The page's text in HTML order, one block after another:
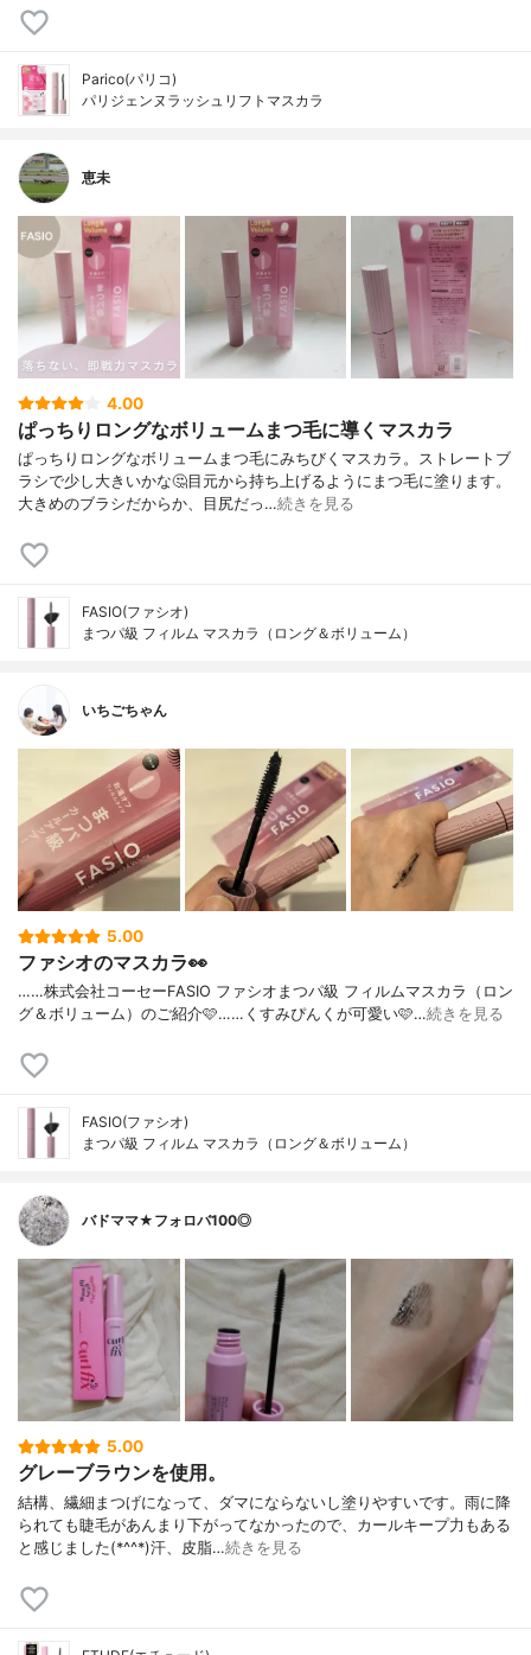
Parico(パリコ)
パリジェンヌラッシュリフトマスカラ
恵未
4.00
ぱっちりロングなボリュームまつ毛に導くマスカラ
ぱっちりロングなボリュームまつ毛にみちびくマスカラ。ストレートブ
ラシで少し大きいかな🤔目元から持ち上げるようにまつ毛に塗ります。
大きめのブラシだからか、目尻だっ…続きを見る
FASIO(ファシオ)
まつパ級 フィルム マスカラ（ロング＆ボリューム）
いちごちゃん
5.00
ファシオのマスカラ👀
……⁡⁡株式会社コーセー⁡⁡FASIO ファシオ⁡⁡まつパ級 フィルムマスカラ⁡⁡（ロン
グ＆ボリューム）⁡⁡のご紹介🩷️⁡⁡……⁡⁡くすみぴんくが可愛い🩷️⁡⁡…続きを見る
FASIO(ファシオ)
まつパ級 フィルム マスカラ（ロング＆ボリューム）
バドママ★フォロバ100◎
5.00
グレーブラウンを使用。
結構、繊細まつげになって、ダマにならないし塗りやすいです。雨に降
られても睫毛があんまり下がってなかったので、カールキープ力もある
と感じました(*^^*)汗、皮脂…続きを見る